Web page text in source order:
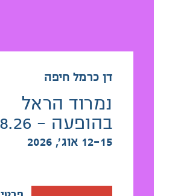
דן כרמל חיפה
נמרוד הראל
בהופעה - 13.8.26
12-15 אוג׳, 2026